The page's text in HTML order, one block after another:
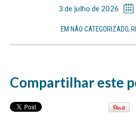
3 de julho de 2026
EM NÃO CATEGORIZADO,
Compartilhar este